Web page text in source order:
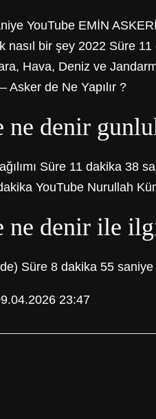
YouTube EMİN
nasıl bir şey 2022 Süre
Hava, Deniz ve
Asker de Ne Yapılır ?
ne denir
Süre 11 dakika 38
YouTube Nurullah
ne denir ile
Süre 8 dakika 55
23:47